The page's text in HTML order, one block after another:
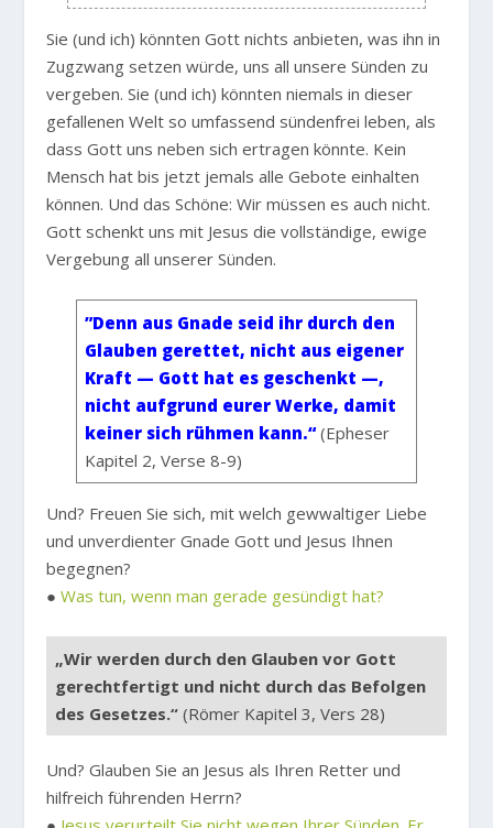
Sie (und ich) könnten Gott nichts anbieten, was ihn in
Zugzwang setzen würde, uns all unsere Sünden zu
vergeben. Sie (und ich) könnten niemals in dieser
gefallenen Welt so umfassend sündenfrei leben, als
dass Gott uns neben sich ertragen könnte. Kein
Mensch hat bis jetzt jemals alle Gebote einhalten
können. Und das Schöne: Wir müssen es auch nicht.
Gott schenkt uns mit Jesus die vollständige, ewige
Vergebung all unserer Sünden.
”Denn aus Gnade seid ihr durch den
Glauben gerettet, nicht aus eigener
Kraft — Gott hat es geschenkt —,
nicht aufgrund eurer Werke, damit
keiner sich rühmen kann.“ (Epheser
Kapitel 2, Verse 8-9)
Und? Freuen Sie sich, mit welch gewwaltiger Liebe
und unverdienter Gnade Gott und Jesus Ihnen
begegnen?
●Was tun, wenn man gerade gesündigt hat?
„Wir werden durch den Glauben vor Gott
gerechtfertigt und nicht durch das Befolgen
des Gesetzes.“(Römer Kapitel 3, Vers 28)
Und? Glauben Sie an Jesus als Ihren Retter und
hilfreich führenden Herrn?